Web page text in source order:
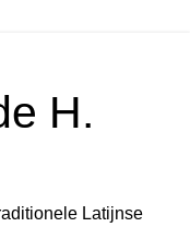
H.
Latijnse